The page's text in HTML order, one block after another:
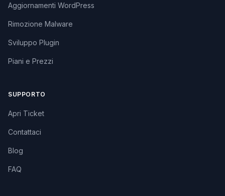
Aggiornamenti WordPress
Rimozione Malware
Sviluppo Plugin
Piani e Prezzi
SUPPORTO
Apri Ticket
Contattaci
Blog
FAQ